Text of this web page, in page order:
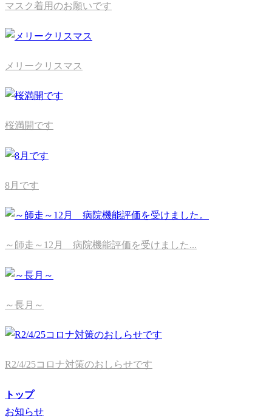
マスク着用のお願いです
メリークリスマス
桜満開です
8月です
～師走～12月 病院機能評価を受けました...
～長月～
R2/4/25コロナ対策のおしらせです
トップ
お知らせ